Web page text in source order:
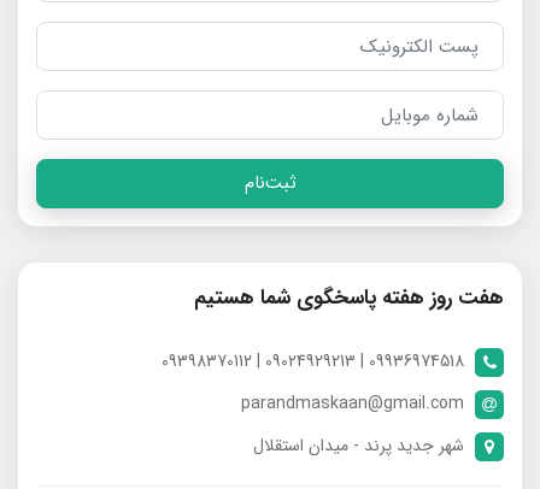
ثبت‌نام
هفت روز هفته پاسخگوی شما هستیم
09936974518 | 09024929213 | 09398370112
parandmaskaan@gmail.com
شهر جدید پرند - میدان استقلال